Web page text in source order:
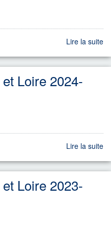
Lire la suite
Loire 2024-
Lire la suite
Loire 2023-